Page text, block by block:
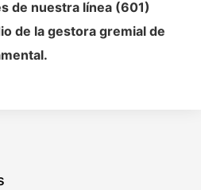
de nuestra línea (601)
de la gestora gremial de